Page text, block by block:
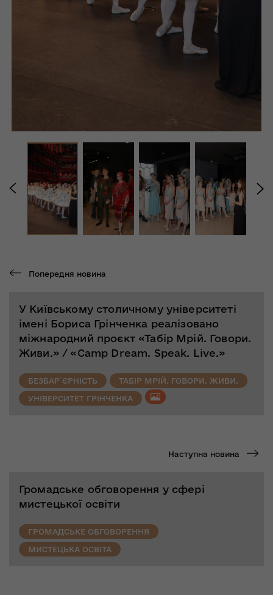
Попередня новина
У Київському столичному університеті
імені Бориса Грінченка реалізовано
міжнародний проєкт «Табір Мрій. Говори.
Живи.» / «Camp Dream. Speak. Live.»
БЕЗБАР`ЄРНІСТЬ ТАБІР МРІЙ. ГОВОРИ. ЖИВИ.
УНІВЕРСИТЕТ ГРІНЧЕНКА
Наступна новина
Громадське обговорення у сфері
мистецької освіти
ГРОМАДСЬКЕ ОБГОВОРЕННЯ
МИСТЕЦЬКА ОСВІТА